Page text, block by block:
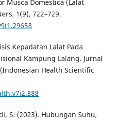
Musca Domestica (Lalat
1(9), 722–729.
Kepadatan Lalat Pada
Kampung Lalang. Jurnal
Health Scientific
S. (2023). Hubungan Suhu,